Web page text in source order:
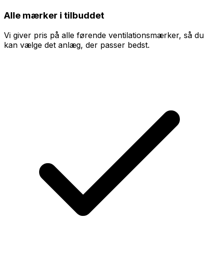
Alle mærker i tilbuddet
Vi giver pris på alle førende ventilationsmærker, så du
kan vælge det anlæg, der passer bedst.